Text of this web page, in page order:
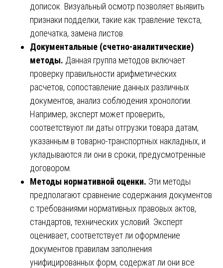
дописок. Визуальный осмотр позволяет выявить
признаки подделки, такие как травление текста,
допечатка, замена листов.
Документальные (счетно-аналитические)
методы. Данная группа методов включает
проверку правильности арифметических
расчетов, сопоставление данных различных
документов, анализ соблюдения хронологии.
Например, эксперт может проверить,
соответствуют ли даты отгрузки товара датам,
указанным в товарно-транспортных накладных, и
укладываются ли они в сроки, предусмотренные
договором.
Методы нормативной оценки. Эти методы
предполагают сравнение содержания документов
с требованиями нормативных правовых актов,
стандартов, технических условий. Эксперт
оценивает, соответствует ли оформление
документов правилам заполнения
унифицированных форм, содержат ли они все